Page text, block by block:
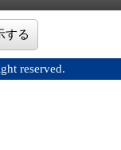
する
reserved.